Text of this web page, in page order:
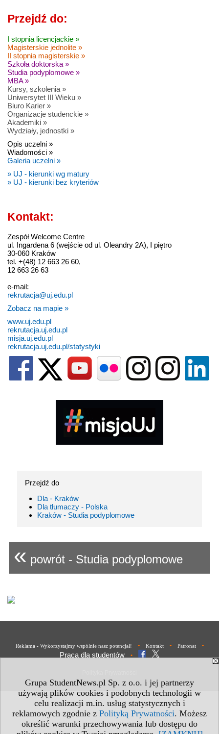
Grupa StudentNews.pl Sp. z o.o. i jej partnerzy
używają plików cookies i podobnych technologii w
celu realizacji m.in. usług statystycznych i
reklamowych zgodnie z Polityką Prywatności. Możesz
określić warunki przechowywania lub dostępu do
Przejdź do:
I stopnia licencjackie »
Magisterskie jednolite »
II stopnia magisterskie »
Szkoła doktorska »
Studia podyplomowe »
MBA »
Kursy, szkolenia »
Uniwersytet III Wieku »
Biuro Karier »
Organizacje studenckie »
Akademiki »
Wydziały, jednostki »
Opis uczelni »
Wiadomości »
Galeria uczelni »
» UJ - kierunki wg matury
» UJ - kierunki bez kryteriów
Kontakt:
Zespół Welcome Centre
ul. Ingardena 6 (wejście od ul. Oleandry 2A), I piętro
30-060 Kraków
tel. +(48) 12 663 26 60,
12 663 26 63
e-mail:
rekrutacja@uj.edu.pl
Zobacz na mapie »
www.uj.edu.pl
rekrutacja.uj.edu.pl
misja.uj.edu.pl
rekrutacja.uj.edu.pl/statystyki
Przejdź do
Dla - Kraków
Dla tłumaczy - Polska
Kraków - Studia podyplomowe
« powrót - Studia podyplomowe
Reklama - Wykorzystajmy wspólnie nasz potencjał! • Kontakt • Patronat •
Praca dla studentów •